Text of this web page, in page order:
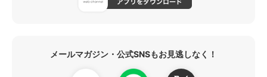
メールマガジン・公式SNSもお見逃しなく！